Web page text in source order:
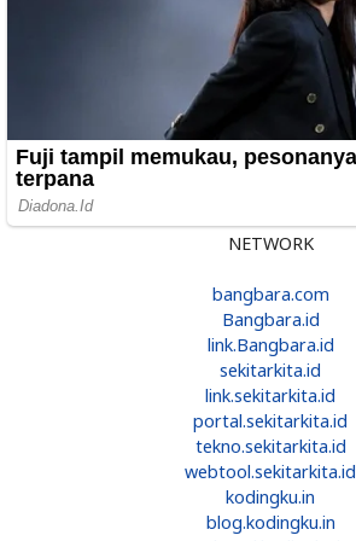
NETWORK
bangbara.com
Bangbara.id
link.Bangbara.id
sekitarkita.id
link.sekitarkita.id
portal.sekitarkita.id
tekno.sekitarkita.id
webtool.sekitarkita.id
kodingku.in
blog.kodingku.in